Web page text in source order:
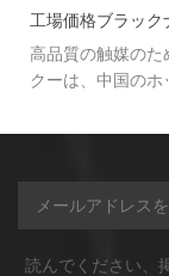
工場価格ブラッ
高品質の触媒の
クーは、中国のホ
読んでください、